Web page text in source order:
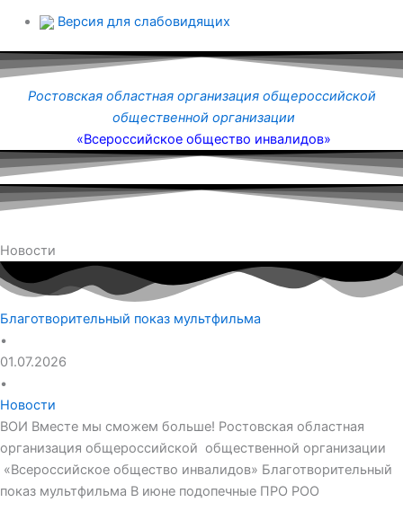
Версия для слабовидящих
Ростовская областная организация общероссийской
общественной организации
«Всероссийское общество инвалидов»
Новости
Благотворительный показ мультфильма
•
01.07.2026
•
Новости
ВОИ Вместе мы сможем больше! Ростовская областная
организация общероссийской общественной организации
«Всероссийское общество инвалидов» Благотворительный
показ мультфильма В июне подопечные ПРО РОО